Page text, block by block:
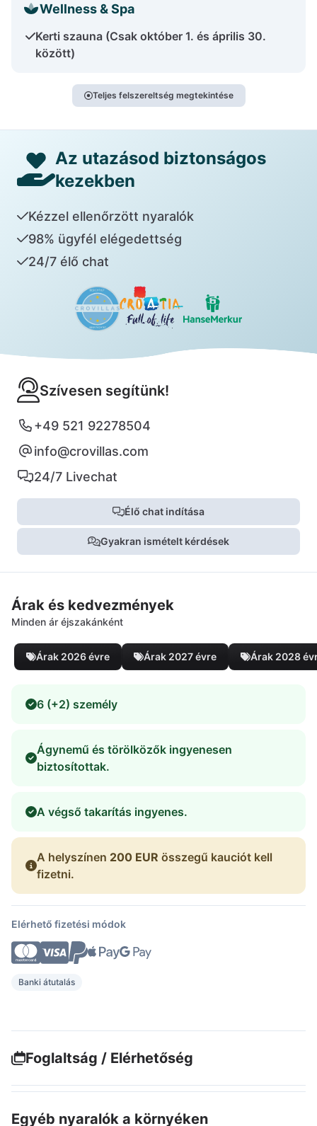
Wellness & Spa
Kerti szauna (Csak október 1. és április 30.
között)
Teljes felszereltség megtekintése
Az utazásod biztonságos
kezekben
Kézzel ellenőrzött nyaralók
98% ügyfél elégedettség
24/7 élő chat
Szívesen segítünk!
+49 521 92278504
info@crovillas.com
24/7 Livechat
Élő chat indítása
Gyakran ismételt kérdések
Árak és kedvezmények
Minden ár éjszakánként
Árak 2026 évre Árak 2027 évre Árak 2028
6 (+2) személy
Ágynemű és törölközők ingyenesen
biztosítottak.
A végső takarítás ingyenes.
A helyszínen 200 EUR összegű kauciót kell
fizetni.
Elérhető fizetési módok
Banki átutalás
Foglaltság / Elérhetőség
Egyéb nyaralók a környéken